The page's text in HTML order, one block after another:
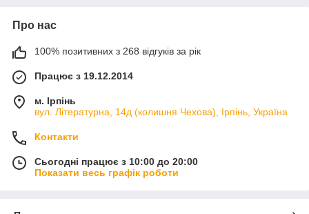
Про нас
100% позитивних з 268 відгуків за рік
Працює з 19.12.2014
м. Ірпінь
вул. Літературна, 14д (колишня Чехова), Ірпінь, Україна
Контакти
Сьогодні працює з 10:00 до 20:00
Показати весь графік роботи